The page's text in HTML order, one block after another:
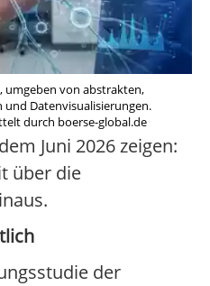
umgeben von abstrakten,
und Datenvisualisierungen.
durch boerse-global.de
Juni 2026 zeigen:
über die
der